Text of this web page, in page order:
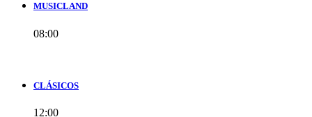
MUSICLAND
08:00
CLÁSICOS
12:00